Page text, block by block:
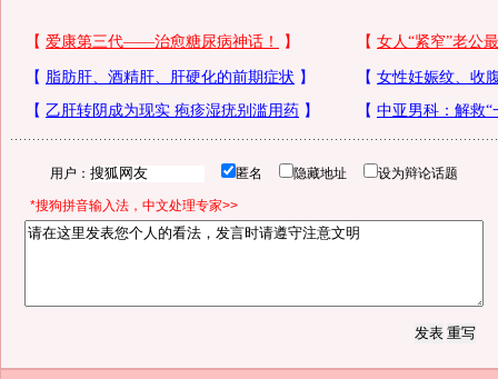
用户： 匿名 隐藏地址 设为辩论话题
*搜狗拼音输入法，中文处理专家>>